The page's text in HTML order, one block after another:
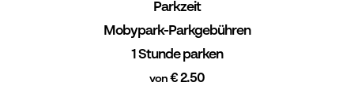
Parkzeit
Mobypark-Parkgebühren
1 Stunde parken
von€ 2.50